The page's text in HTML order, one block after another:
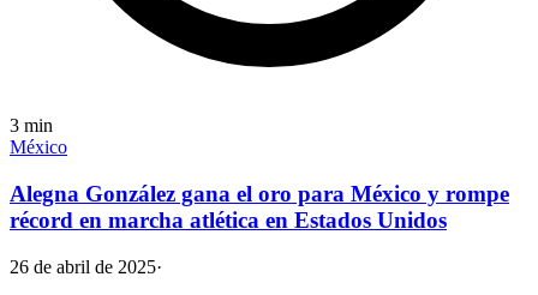
3 min
México
Alegna González gana el oro para México y rompe
récord en marcha atlética en Estados Unidos
26 de abril de 2025·